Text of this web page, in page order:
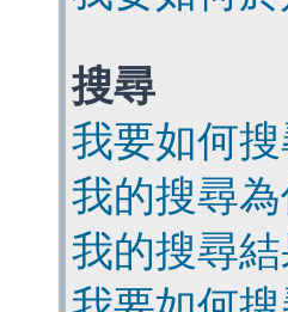
搜尋
我要如何
我的搜尋
我的搜尋